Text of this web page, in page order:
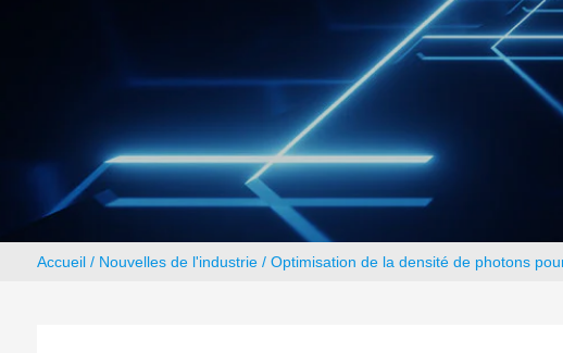
Accueil/ Nouvelles de l'industrie/ Optimisation de la densité de photons